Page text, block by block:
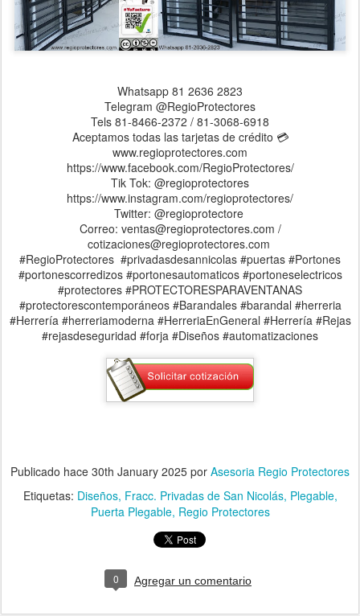
Whatsapp 81 2636 2823
Telegram @RegioProtectores
Tels 81-8466-2372 / 81-3068-6918
Aceptamos todas las tarjetas de crédito 💳
www.regioprotectores.com
https://www.facebook.com/RegioProtectores/
Tik Tok: @regioprotectores
https://www.instagram.com/regioprotectores/
Twitter: @regioprotectore
Correo: ventas@regioprotectores.com /
cotizaciones@regioprotectores.com
#RegioProtectores #privadasdesannicolas #puertas #Portones
#portonescorredizos #portonesautomaticos #portoneselectricos
#protectores #PROTECTORESPARAVENTANAS
#protectorescontemporáneos #Barandales #barandal #herreria
#Herrería #herreriamoderna #HerreriaEnGeneral #Herrería #Rejas
#rejasdeseguridad #forja #Diseños #automatizaciones
Publicado hace 30th January 2025 por Asesoria Regio Protectores
Etiquetas: Diseños Fracc. Privadas de San Nicolás Plegable
Puerta Plegable Regio Protectores
0 Agregar un comentario